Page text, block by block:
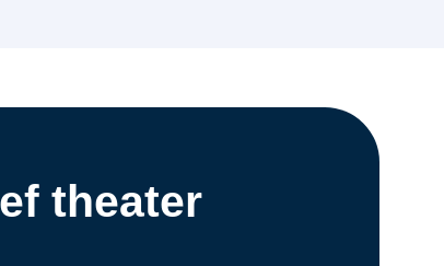
theater